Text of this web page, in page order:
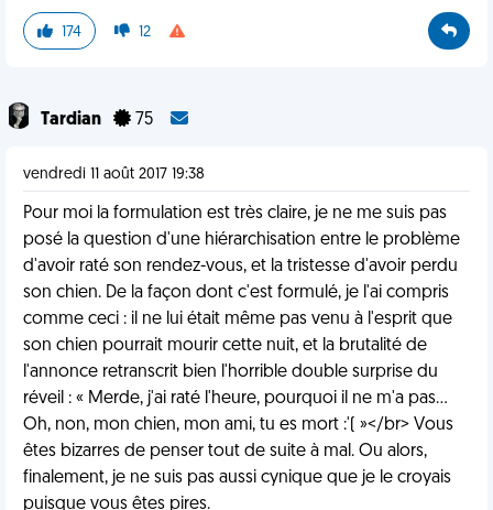
174 12
Tardian 75
vendredi 11 août 2017 19:38
Pour moi la formulation est très claire, je ne me suis pas
posé la question d'une hiérarchisation entre le problème
d'avoir raté son rendez-vous, et la tristesse d'avoir perdu
son chien. De la façon dont c'est formulé, je l'ai compris
comme ceci : il ne lui était même pas venu à l'esprit que
son chien pourrait mourir cette nuit, et la brutalité de
l'annonce retranscrit bien l'horrible double surprise du
réveil : « Merde, j'ai raté l'heure, pourquoi il ne m'a pas…
Oh, non, mon chien, mon ami, tu es mort :'( »</br> Vous
êtes bizarres de penser tout de suite à mal. Ou alors,
finalement, je ne suis pas aussi cynique que je le croyais
puisque vous êtes pires.